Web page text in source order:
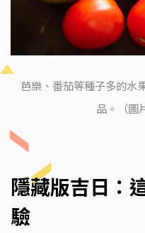
芭樂、番茄等種子多的水
品。（圖
隱藏版吉日：
驗